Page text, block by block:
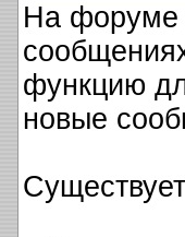
На форуме
функцию
новые